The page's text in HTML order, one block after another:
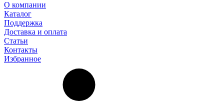
О компании
Каталог
Поддержка
Доставка и оплата
Статьи
Контакты
Избранное